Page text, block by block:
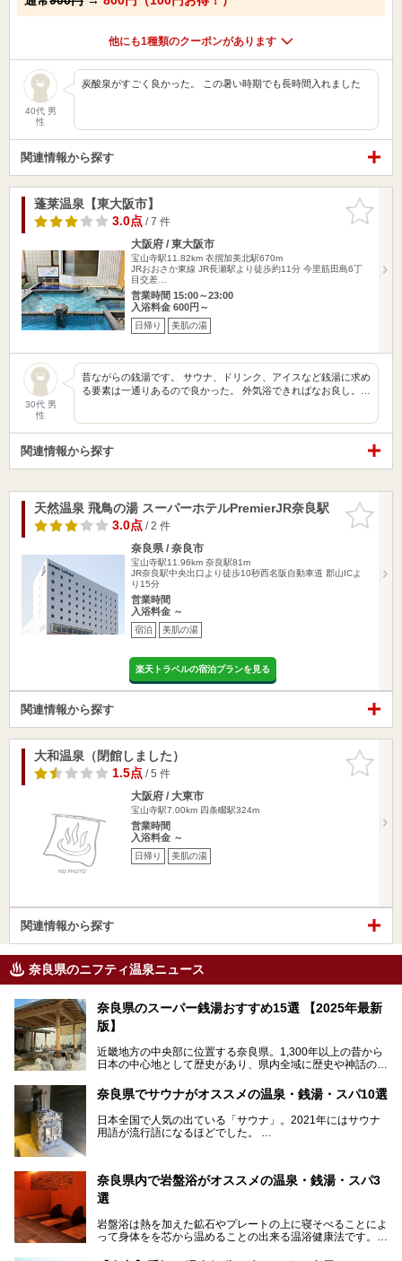
他にも1種類のクーポンがあります
40代 男
性
炭酸泉がすごく良かった。 この暑い時期でも長時間入れました
関連情報から探す
お気に入
りに追加
蓬莱温泉【東大阪市】
3.0点/ 7 件
大阪府 / 東大阪市
宝山寺駅11.82km 衣摺加美北駅670m
JRおおさか東線 JR長瀬駅より徒歩約11分 今里筋田島6丁
目交差…
営業時間 15:00～23:00
入浴料金 600円～
日帰り 美肌の湯
30代 男
性
昔ながらの銭湯です。 サウナ、ドリンク、アイスなど銭湯に求め
る要素は一通りあるので良かった。 外気浴できればなお良し。…
関連情報から探す
お気に入
りに追加
天然温泉 飛鳥の湯 スーパーホテルPremierJR奈良駅
3.0点/ 2 件
奈良県 / 奈良市
宝山寺駅11.96km 奈良駅81m
JR奈良駅中央出口より徒歩10秒西名阪自動車道 郡山ICよ
り15分
営業時間
入浴料金 ～
宿泊 美肌の湯
楽天トラベルの宿泊プランを見る
関連情報から探す
お気に入
りに追加
大和温泉（閉館しました）
1.5点/ 5 件
大阪府 / 大東市
宝山寺駅7.00km 四条畷駅324m
営業時間
入浴料金 ～
日帰り 美肌の湯
関連情報から探す
奈良県のニフティ温泉ニュース
奈良県のスーパー銭湯おすすめ15選 【2025年最新
版】
近畿地方の中央部に位置する奈良県。1,300年以上の昔から
日本の中心地として歴史があり、県内全域に歴史や神話の舞
界遺産があり、古代をそこかしこに感じられる地域です。
そんな奈良県のスーパー銭湯は、便利な街中にある施設か
ら、険しい山中にある秘湯までバラエティ豊か。ここでは、
奈良県で評判のスーパー銭湯をご紹介します。
奈良県でサウナがオススメの温泉・銭湯・スパ10選
日本全国で人気の出ている「サウナ」。2021年にはサウナ
用語が流行語になるほどでした。
中心部に近いサウナや郊外にあるアウトドアフィンランド式
サウナなど種類も豊富です。
奈良県にあるサウナでリフレッシュしませんか？
奈良県内で岩盤浴がオススメの温泉・銭湯・スパ3
選
岩盤浴は熱を加えた鉱石やプレートの上に寝そべることによ
って身体をを芯から温めることの出来る温浴健康法です。じ